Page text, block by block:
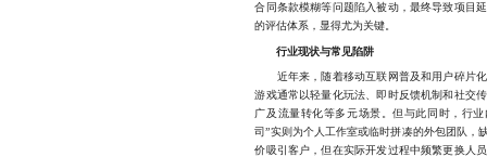
合同条款模糊等问题陷入被动，最终导致项目
的评估体系，显得尤为关键。
行业现状与常见陷阱
近年来，随着移动互联网普及和用户碎片化
游戏通常以轻量化玩法、即时反馈机制和社交
广及流量转化等多元场景。但与此同时，行
司”实则为个人工作室或临时拼凑的外包团队，
价吸引客户，但在实际开发过程中频繁更换人